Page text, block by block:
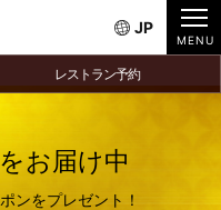
JP
レストラン予約
お届け中
ンをプレゼント！